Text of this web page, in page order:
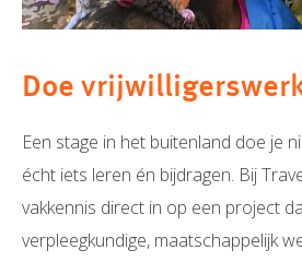
Doe
Een stage in het buitenland doe je
écht iets leren én bijdragen. Bij
vakkennis direct in op een project
verpleegkundige, maatschappelijk